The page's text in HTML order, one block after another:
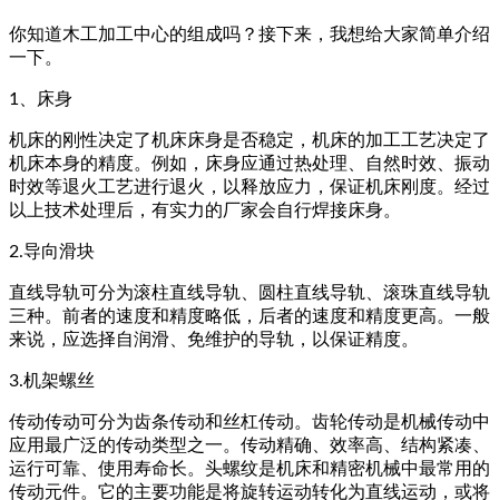
你知道木工加工中心的组成吗？接下来，我想给大家简单介绍
一下。
1、床身
机床的刚性决定了机床床身是否稳定，机床的加工工艺决定了
机床本身的精度。例如，床身应通过热处理、自然时效、振动
时效等退火工艺进行退火，以释放应力，保证机床刚度。经过
以上技术处理后，有实力的厂家会自行焊接床身。
2.导向滑块
直线导轨可分为滚柱直线导轨、圆柱直线导轨、滚珠直线导轨
三种。前者的速度和精度略低，后者的速度和精度更高。一般
来说，应选择自润滑、免维护的导轨，以保证精度。
3.机架螺丝
传动传动可分为齿条传动和丝杠传动。齿轮传动是机械传动中
应用最广泛的传动类型之一。传动精确、效率高、结构紧凑、
运行可靠、使用寿命长。头螺纹是机床和精密机械中最常用的
传动元件。它的主要功能是将旋转运动转化为直线运动，或将